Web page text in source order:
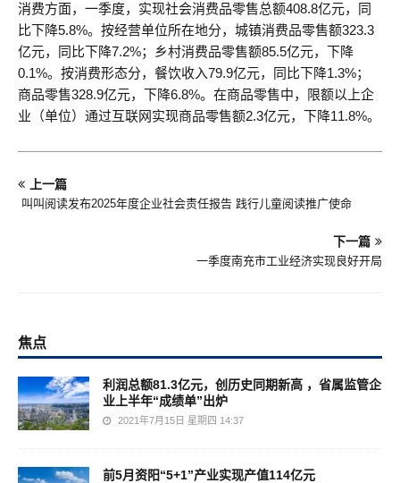
消费方面，一季度，实现社会消费品零售总额408.8亿元，同
比下降5.8%。按经营单位所在地分，城镇消费品零售额323.3
亿元，同比下降7.2%；乡村消费品零售额85.5亿元，下降
0.1%。按消费形态分，餐饮收入79.9亿元，同比下降1.3%；
商品零售328.9亿元，下降6.8%。在商品零售中，限额以上企
业（单位）通过互联网实现商品零售额2.3亿元，下降11.8%。
上一篇
​ 叫叫阅读发布2025年度企业社会责任报告 践行儿童阅读推广使命
下一篇
一季度南充市工业经济实现良好开局
焦点
利润总额81.3亿元，创历史同期新高 ，省属监管企
业上半年“成绩单”出炉
2021年7月15日 星期四 14:37
前5月资阳“5+1”产业实现产值114亿元